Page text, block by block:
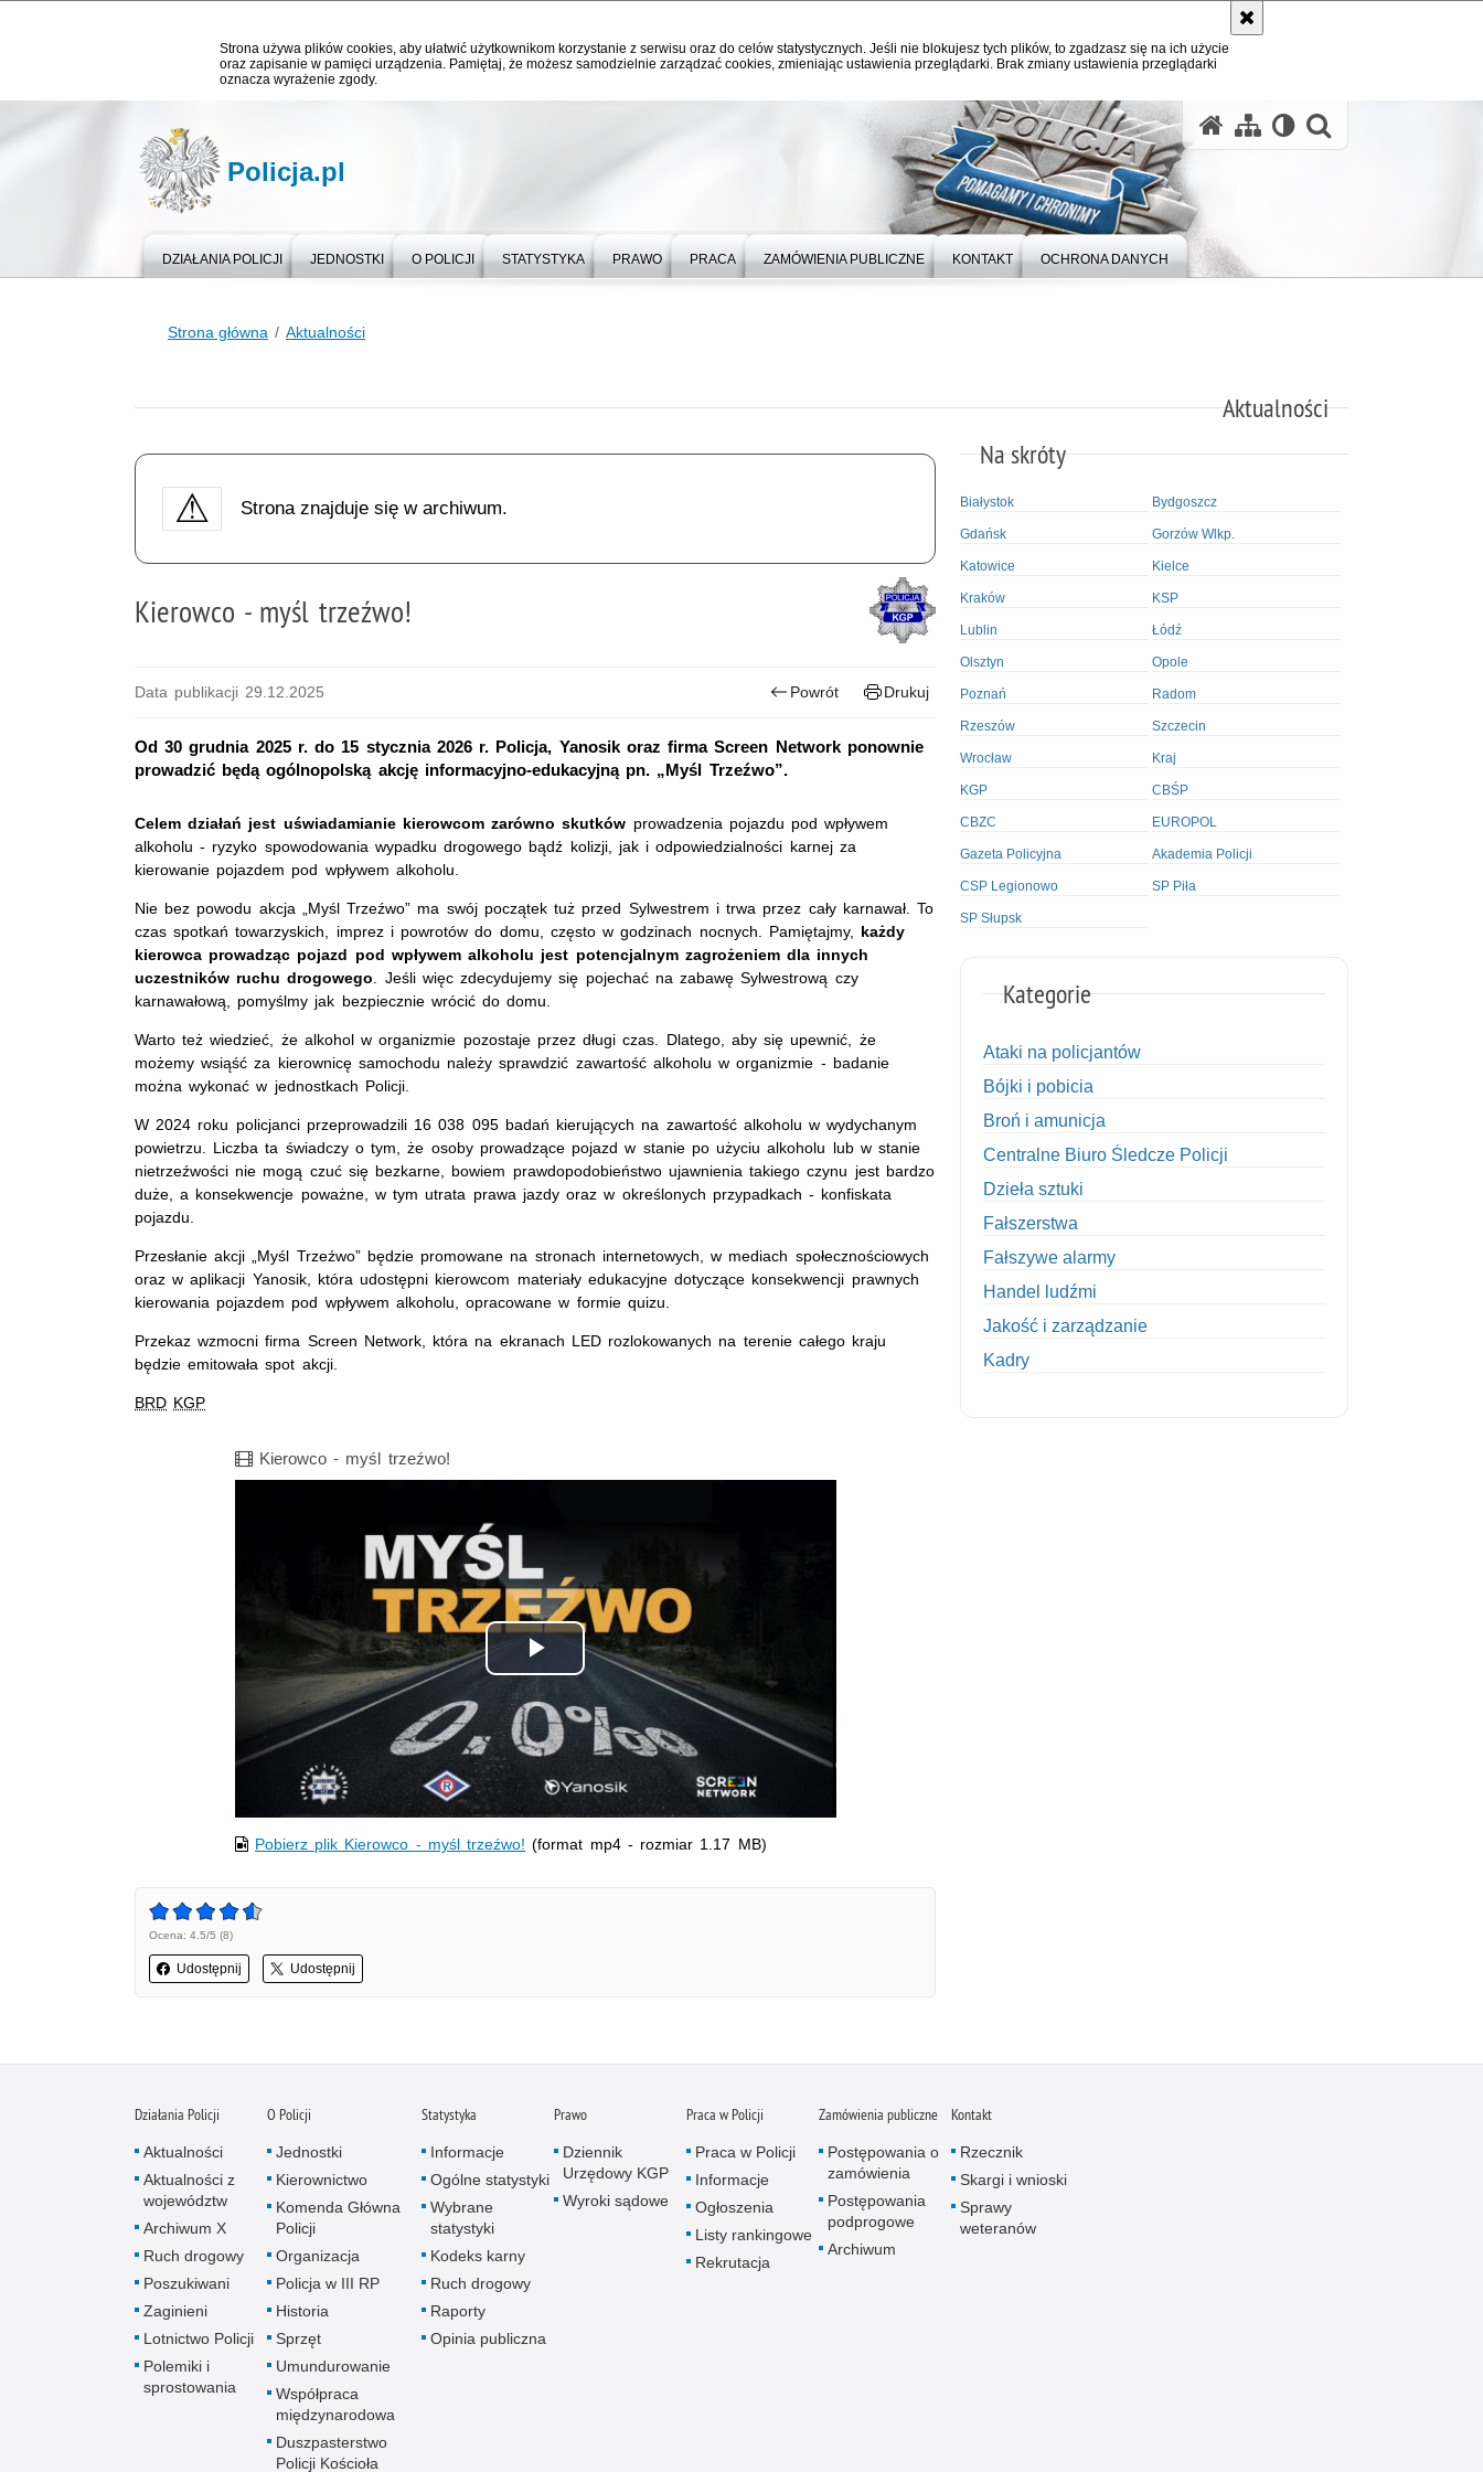
Strona używa plików cookies, aby ułatwić użytkownikom korzystanie z serwisu oraz do celów statystycznych. Jeśli nie blokujesz tych plików, to zgadzasz się na ich użycie
oraz zapisanie w pamięci urządzenia. Pamiętaj, że możesz samodzielnie zarządzać cookies, zmieniając ustawienia przeglądarki. Brak zmiany ustawienia przeglądarki
oznacza wyrażenie zgody.
Policja.pl
DZIAŁANIA POLICJI JEDNOSTKI O POLICJI STATYSTYKA PRAWO PRACA ZAMÓWIENIA PUBLICZNE KONTAKT OCHRONA DANYCH
Strona główna Aktualności
Aktualności
Strona znajduje się w archiwum.
Kierowco - myśl trzeźwo!
Data publikacji 29.12.2025 Powrót Drukuj
Od 30 grudnia 2025 r. do 15 stycznia 2026 r. Policja, Yanosik oraz firma Screen Network ponownie
prowadzić będą ogólnopolską akcję informacyjno-edukacyjną pn. „Myśl Trzeźwo”.
Celem działań jest uświadamianie kierowcom zarówno skutków prowadzenia pojazdu pod wpływem
alkoholu - ryzyko spowodowania wypadku drogowego bądź kolizji, jak i odpowiedzialności karnej za
kierowanie pojazdem pod wpływem alkoholu.
Nie bez powodu akcja „Myśl Trzeźwo” ma swój początek tuż przed Sylwestrem i trwa przez cały karnawał. To
czas spotkań towarzyskich, imprez i powrotów do domu, często w godzinach nocnych. Pamiętajmy, każdy
kierowca prowadząc pojazd pod wpływem alkoholu jest potencjalnym zagrożeniem dla innych
uczestników ruchu drogowego . Jeśli więc zdecydujemy się pojechać na zabawę Sylwestrową czy
karnawałową, pomyślmy jak bezpiecznie wrócić do domu.
Warto też wiedzieć, że alkohol w organizmie pozostaje przez długi czas. Dlatego, aby się upewnić, że
możemy wsiąść za kierownicę samochodu należy sprawdzić zawartość alkoholu w organizmie - badanie
można wykonać w jednostkach Policji.
W 2024 roku policjanci przeprowadzili 16 038 095 badań kierujących na zawartość alkoholu w wydychanym
powietrzu. Liczba ta świadczy o tym, że osoby prowadzące pojazd w stanie po użyciu alkoholu lub w stanie
nietrzeźwości nie mogą czuć się bezkarne, bowiem prawdopodobieństwo ujawnienia takiego czynu jest bardzo
duże, a konsekwencje poważne, w tym utrata prawa jazdy oraz w określonych przypadkach - konfiskata
pojazdu.
Przesłanie akcji „Myśl Trzeźwo” będzie promowane na stronach internetowych, w mediach społecznościowych
oraz w aplikacji Yanosik, która udostępni kierowcom materiały edukacyjne dotyczące konsekwencji prawnych
kierowania pojazdem pod wpływem alkoholu, opracowane w formie quizu.
Przekaz wzmocni firma Screen Network, która na ekranach LED rozlokowanych na terenie całego kraju
będzie emitowała spot akcji.
BRD KGP
Film
Kierowco - myśl trzeźwo!
Odtwórz
wideo
Pobierz plik Kierowco - myśl trzeźwo! (format mp4 - rozmiar 1.17 MB)
Ocena: 4.5/5 (8)
Udostępnij Udostępnij
Na skróty
Białystok Bydgoszcz
Gdańsk Gorzów Wlkp.
Katowice Kielce
Kraków KSP
Lublin Łódź
Olsztyn Opole
Poznań Radom
Rzeszów Szczecin
Wrocław Kraj
KGP CBŚP
CBZC EUROPOL
Gazeta Policyjna Akademia Policji
CSP Legionowo SP Piła
SP Słupsk
Kategorie
Ataki na policjantów
Bójki i pobicia
Broń i amunicja
Centralne Biuro Śledcze Policji
Dzieła sztuki
Fałszerstwa
Fałszywe alarmy
Handel ludźmi
Jakość i zarządzanie
Kadry
Pedofilia, pornografia dziecięca
Piractwo przemysłowe
Podrabianie znaków towarowych
Pogryzienia przez psy
Działania Policji
Aktualności
Aktualności z
województw
Archiwum X
Ruch drogowy
Poszukiwani
Zaginieni
Lotnictwo Policji
Polemiki i
sprostowania
O Policji
Jednostki
Kierownictwo
Komenda Główna
Policji
Organizacja
Policja w III RP
Historia
Sprzęt
Umundurowanie
Współpraca
międzynarodowa
Duszpasterstwo
Policji Kościoła
Statystyka
Informacje
Ogólne statystyki
Wybrane
statystyki
Kodeks karny
Ruch drogowy
Raporty
Opinia publiczna
Prawo
Dziennik
Urzędowy KGP
Wyroki sądowe
Praca w Policji
Praca w Policji
Informacje
Ogłoszenia
Listy rankingowe
Rekrutacja
Zamówienia publiczne
Postępowania o
zamówienia
Postępowania
podprogowe
Archiwum
Kontakt
Rzecznik
Skargi i wnioski
Sprawy
weteranów